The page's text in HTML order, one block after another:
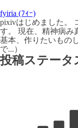
fyiria (ﾌｨｰ)
pixivはじめました。
す。 現在、精神病
基本、作りたいもの
で...）
投稿ステータ